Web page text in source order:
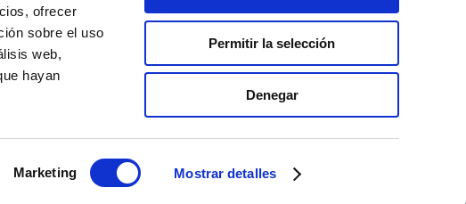
ofrecer
sobre el uso
web,
hayan
Marketing Mostrar detalles
Permitir la selección
Denegar